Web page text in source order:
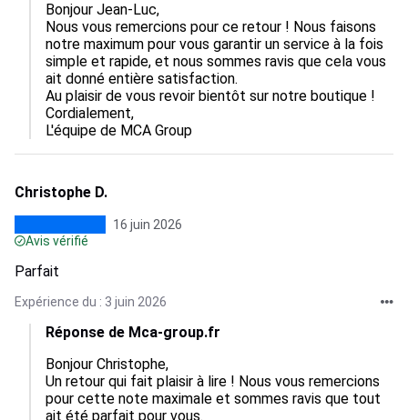
Bonjour Jean-Luc,
Nous vous remercions pour ce retour ! Nous faisons
notre maximum pour vous garantir un service à la fois
simple et rapide, et nous sommes ravis que cela vous
ait donné entière satisfaction.
Au plaisir de vous revoir bientôt sur notre boutique !
Cordialement,
L'équipe de MCA Group
Christophe D.
16 juin 2026
Avis vérifié
Parfait
Expérience du : 3 juin 2026
Réponse de Mca-group.fr
Bonjour Christophe,
Un retour qui fait plaisir à lire ! Nous vous remercions
pour cette note maximale et sommes ravis que tout
ait été parfait pour vous.